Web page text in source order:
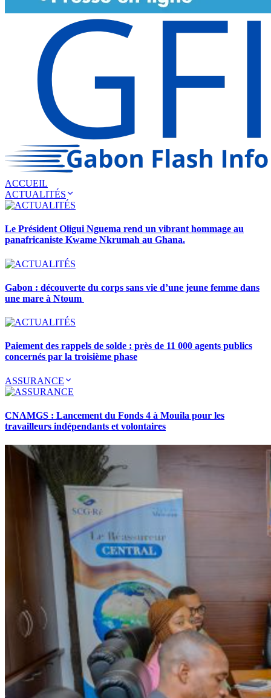
ACCUEIL
ACTUALITÉS
Le Président Oligui Nguema rend un vibrant hommage au
panafricaniste Kwame Nkrumah au Ghana.
Gabon : découverte du corps sans vie d’une jeune femme dans
une mare à Ntoum
Paiement des rappels de solde : près de 11 000 agents publics
concernés par la troisième phase
ASSURANCE
CNAMGS : Lancement du Fonds 4 à Mouila pour les
travailleurs indépendants et volontaires